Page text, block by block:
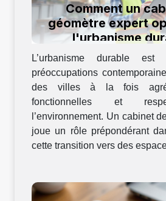
Comment un
géomètre expert
l'urbanisme
L’urbanisme durable
préoccupations
des villes à la fois
fonctionnelles et
l’environnement. Un cabinet
joue un rôle prépondérant
cette transition vers des